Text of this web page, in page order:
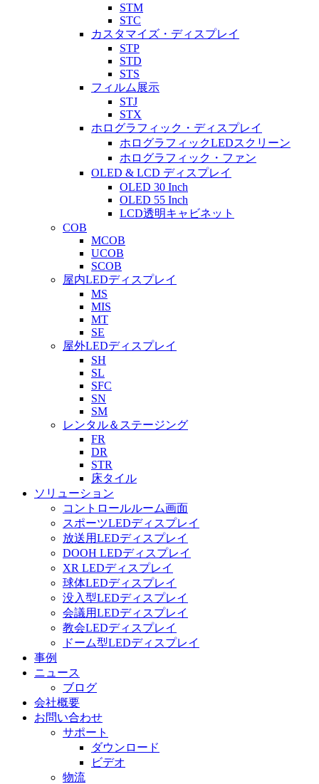
STM
STC
カスタマイズ・ディスプレイ
STP
STD
STS
フィルム展示
STJ
STX
ホログラフィック・ディスプレイ
ホログラフィックLEDスクリーン
ホログラフィック・ファン
OLED & LCD ディスプレイ
OLED 30 Inch
OLED 55 Inch
LCD透明キャビネット
COB
MCOB
UCOB
SCOB
屋内LEDディスプレイ
MS
MIS
MT
SE
屋外LEDディスプレイ
SH
SL
SFC
SN
SM
レンタル＆ステージング
FR
DR
STR
床タイル
ソリューション
コントロールルーム画面
スポーツLEDディスプレイ
放送用LEDディスプレイ
DOOH LEDディスプレイ
XR LEDディスプレイ
球体LEDディスプレイ
没入型LEDディスプレイ
会議用LEDディスプレイ
教会LEDディスプレイ
ドーム型LEDディスプレイ
事例
ニュース
ブログ
会社概要
お問い合わせ
サポート
ダウンロード
ビデオ
物流